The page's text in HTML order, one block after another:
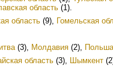
область (1).
область (9), Гомельская
(3), Молдавия (2), Польша
область (3), Шымкент